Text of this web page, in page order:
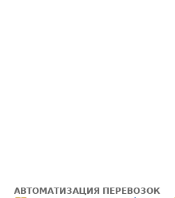
АВТОМАТИЗАЦИЯ ПЕРЕВОЗОК